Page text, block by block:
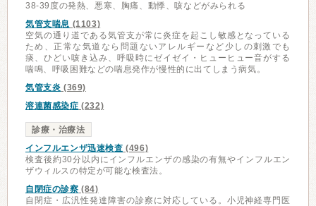
38-39度の発熱、悪寒、胸痛、動悸、咳などがみられる
気管支喘息 (1103)
空気の通り道である気管支が常に炎症を起こし敏感となっている
ため、正常な気道なら問題ないアレルギーなど少しの刺激でも
痰、ひどい咳き込み、呼吸時にゼイゼイ・ヒューヒュー音がする
喘鳴、呼吸困難などの喘息発作が慢性的に出てしまう病気。
気管支炎 (369)
溶連菌感染症 (232)
診療・治療法
インフルエンザ迅速検査 (496)
検査後約30分以内にインフルエンザの感染の有無やインフルエン
ザウィルスの特定が可能な検査法。
自閉症の診察 (84)
自閉症・広汎性発達障害の診察に対応している。小児神経専門医